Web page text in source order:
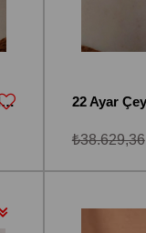
22 Ayar Yarım Reşat Altınlı Dorika Toplu Kolye
₺38.629,36